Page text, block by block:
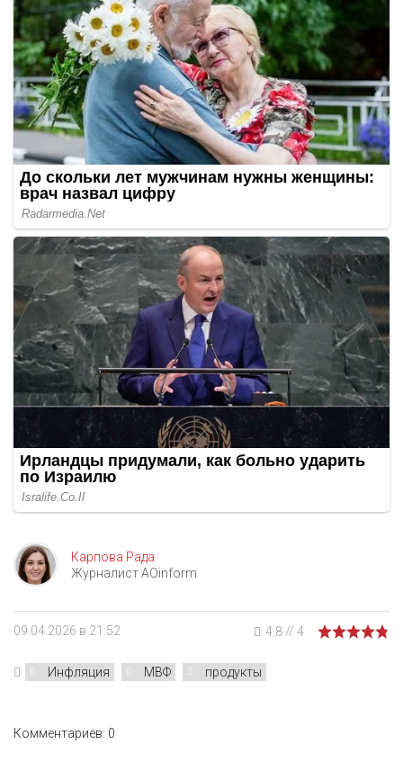
Карпова Рада
Журналист AOinform
09.04.2026 в 21:52 4.8 // 4
Инфляция МВФ продукты
Комментариев: 0